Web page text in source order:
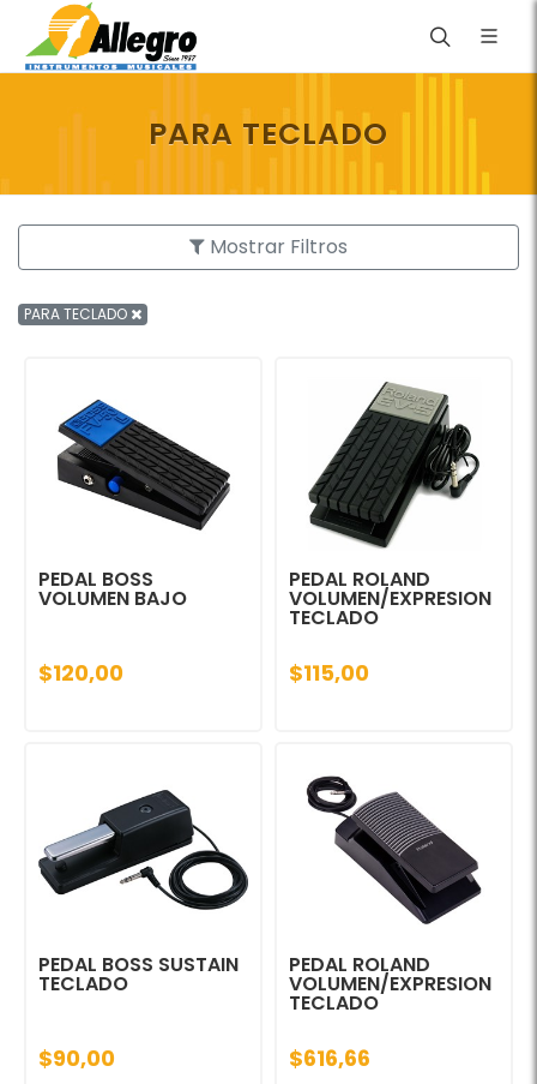
PARA TECLADO
Mostrar Filtros
PARA TECLADO
PEDAL BOSS
VOLUMEN BAJO
$120,00
PEDAL ROLAND
VOLUMEN/EXPRESION
TECLADO
$115,00
PEDAL BOSS SUSTAIN
TECLADO
$90,00
PEDAL ROLAND
VOLUMEN/EXPRESION
TECLADO
$616,66